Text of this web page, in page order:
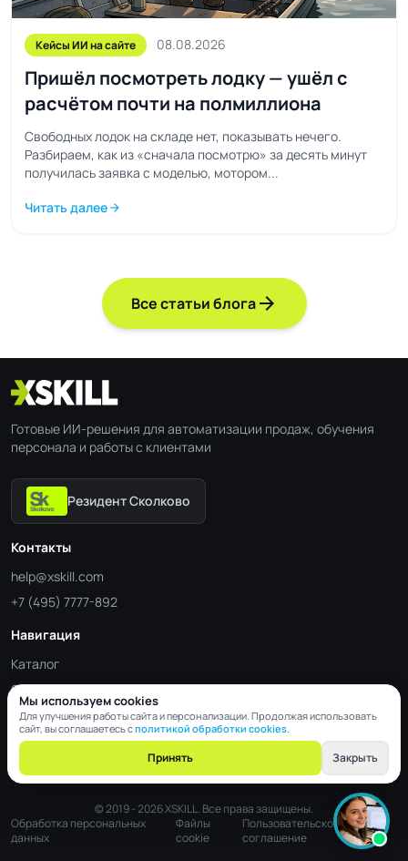
Кейсы ИИ на сайте 08.08.2026
Пришёл посмотреть лодку — ушёл с
расчётом почти на полмиллиона
Свободных лодок на складе нет, показывать нечего.
Разбираем, как из «сначала посмотрю» за десять минут
получилась заявка с моделью, мотором...
Читать далееarrow_forward
Все статьи блогаarrow_forward
Готовые ИИ-решения для автоматизации продаж, обучения
персонала и работы с клиентами
Резидент Сколково
Контакты
help@xskill.com
+7 (495) 7777-892
Навигация
Каталог
Отрасли
Блог
Контакты
© 2019 - 2026 XSKILL. Все права защищены.
Обработка персональных
данных
Файлы
cookie
Пользовательское
соглашение
Мы используем cookies
Для улучшения работы сайта и персонализации. Продолжая использовать
сайт, вы соглашаетесь сполитикой обработки cookies.
Принять Закрыть